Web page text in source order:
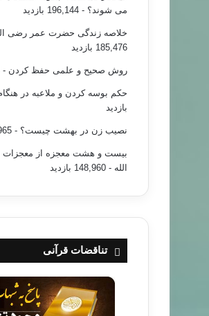
می شوند؟ - 196,144 بازدید
خلاصه زندگی حضرت عمر رضی
185,476 بازدید
روش صحیح و علمی حفظ کردن - 180,568 بازدید
حکم بوسه کردن و ملاعبه در
بازدید
نصیب زن در بهشت چیست؟ - 152,965 بازدید
بیست و هشت معجزه از
الله - 148,960 بازدید
تناقضات قرآنی